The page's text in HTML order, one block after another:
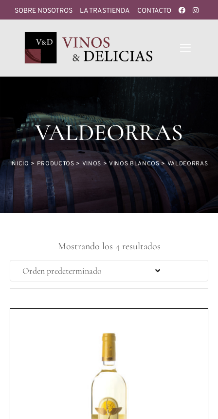
SOBRE NOSOTROS LA TRASTIENDA CONTACTO
VALDEORRAS
INICIO > PRODUCTOS > VINOS >VINOS BLANCOS>VALDEORRAS
Mostrando los 4 resultados
Orden predeterminado